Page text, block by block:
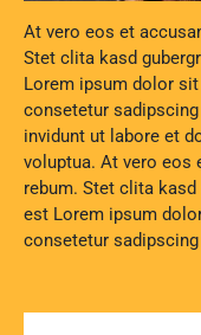
At vero eos et
Stet clita kasd
Lorem ipsum dolor
consetetur
invidunt ut labore et
voluptua. At vero eos
rebum. Stet clita
est Lorem ipsum
consetetur